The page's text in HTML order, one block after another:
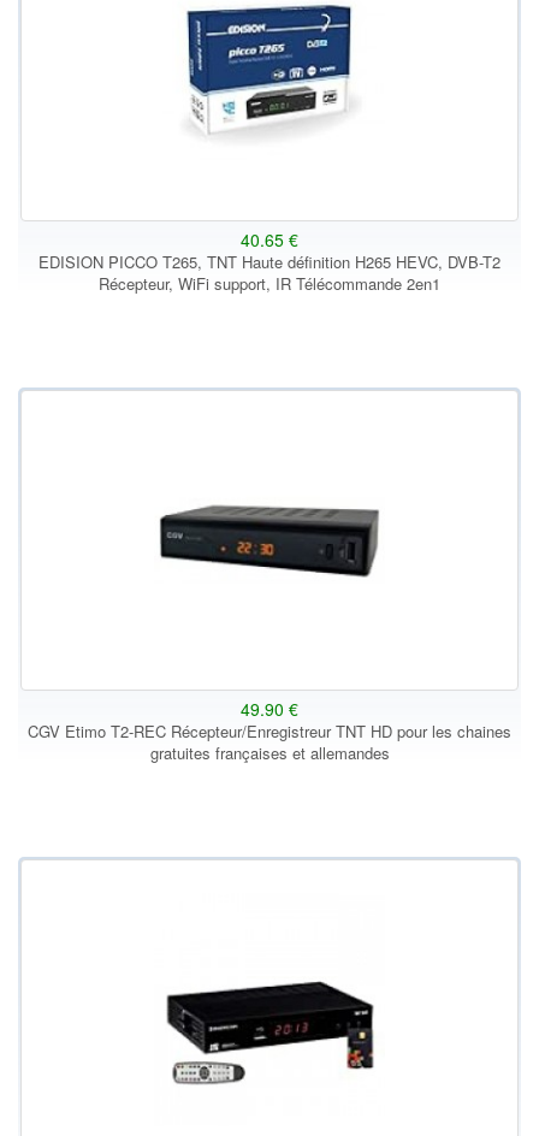
40.65 €
EDISION PICCO T265, TNT Haute définition H265 HEVC, DVB-T2
Récepteur, WiFi support, IR Télécommande 2en1
49.90 €
CGV Etimo T2-REC Récepteur/Enregistreur TNT HD pour les chaines
gratuites françaises et allemandes